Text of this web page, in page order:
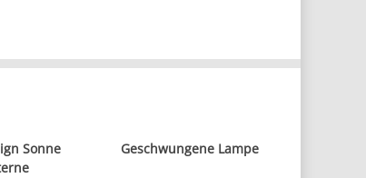
Sonne
Geschwungene Lampe